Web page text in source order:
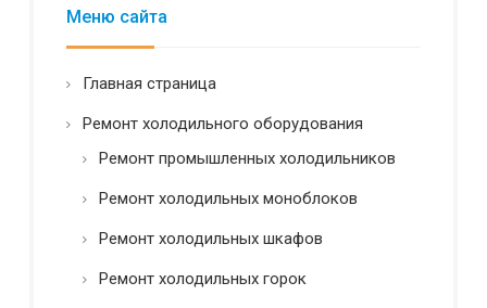
н
с
т
*
Меню сайта
Главная страница
Ремонт холодильного оборудования
Ремонт промышленных холодильников
Ремонт холодильных моноблоков
Ремонт холодильных шкафов
Ремонт холодильных горок